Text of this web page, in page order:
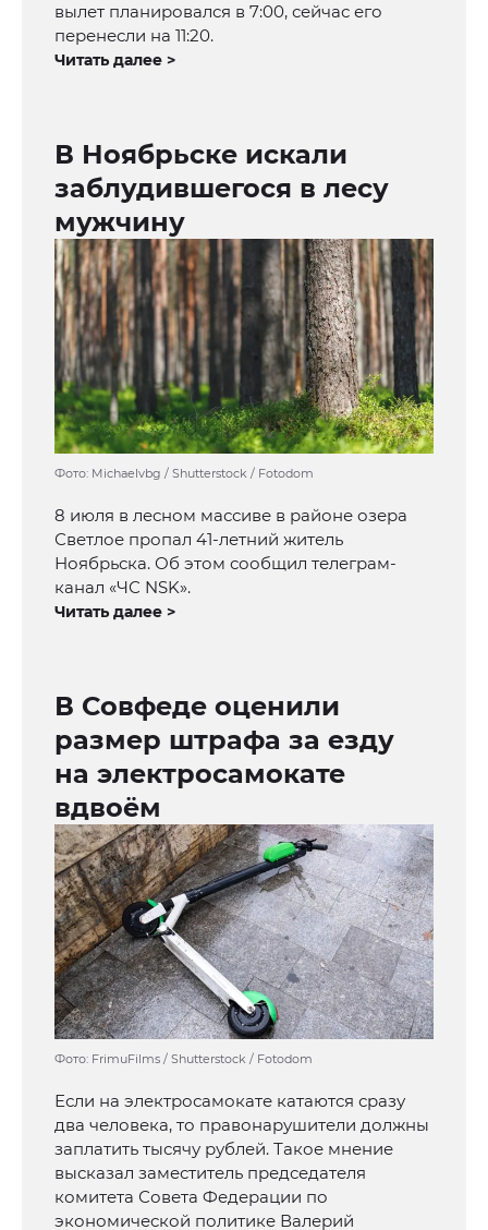
вылет планировался в 7:00, сейчас его
перенесли на 11:20.
Читать далее >
В Ноябрьске искали
заблудившегося в лесу
мужчину
Фото: Michaelvbg / Shutterstock / Fotodom
8 июля в лесном массиве в районе озера
Светлое пропал 41-летний житель
Ноябрьска. Об этом сообщил телеграм-
канал «ЧС NSK».
Читать далее >
В Совфеде оценили
размер штрафа за езду
на электросамокате
вдвоём
Фото: FrimuFilms / Shutterstock / Fotodom
Если на электросамокате катаются сразу
два человека, то правонарушители должны
заплатить тысячу рублей. Такое мнение
высказал заместитель председателя
комитета Совета Федерации по
экономической политике Валерий